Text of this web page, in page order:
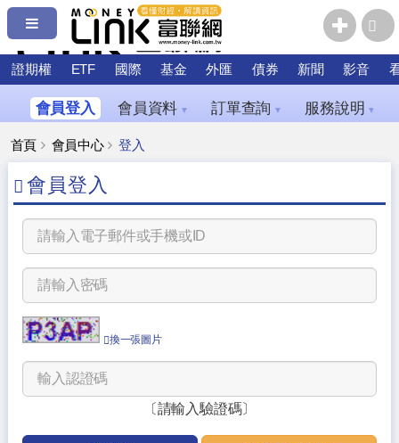
證期權 ETF 國際 基金 外匯 債券 新聞 影音
會員登入 會員資料 ▼ 訂單查詢 ▼ 服務說明 ▼
首頁 會員中心 登入
會員登入
換一張圖片
〔請輸入驗證碼〕